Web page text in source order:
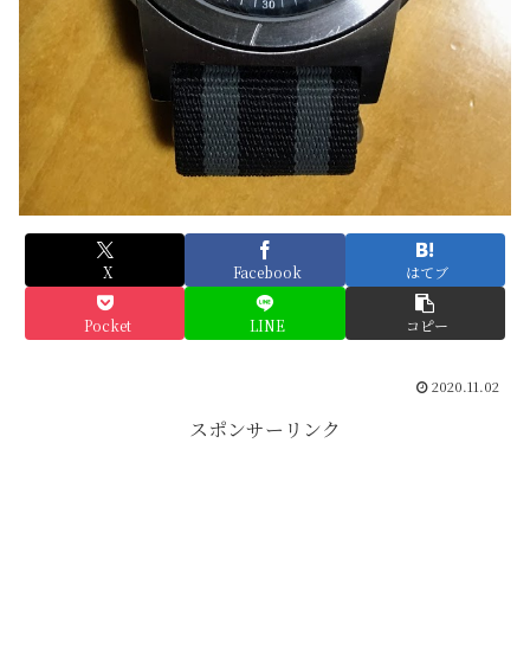
X Facebook はてブ
Pocket LINE コピー
2020.11.02
スポンサーリンク